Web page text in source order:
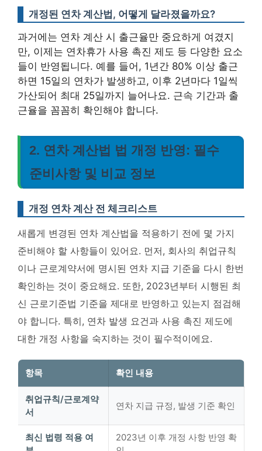
개정된 연차 계산법, 어떻게 달라졌을까요?
과거에는 연차 계산 시 출근율만 중요하게 여겼지
만, 이제는 연차휴가 사용 촉진 제도 등 다양한 요소
들이 반영됩니다. 예를 들어, 1년간 80% 이상 출근
하면 15일의 연차가 발생하고, 이후 2년마다 1일씩
가산되어 최대 25일까지 늘어나요. 근속 기간과 출
근율을 꼼꼼히 확인해야 합니다.
2. 연차 계산법 법 개정 반영: 필수
준비사항 및 비교 정보
개정 연차 계산 전 체크리스트
새롭게 변경된 연차 계산법을 적용하기 전에 몇 가지
준비해야 할 사항들이 있어요. 먼저, 회사의 취업규칙
이나 근로계약서에 명시된 연차 지급 기준을 다시 한번
확인하는 것이 중요해요. 또한, 2023년부터 시행된 최
신 근로기준법 기준을 제대로 반영하고 있는지 점검해
야 합니다. 특히, 연차 발생 요건과 사용 촉진 제도에
대한 개정 사항을 숙지하는 것이 필수적이에요.
항목 확인 내용
취업규칙/근로계약
서
연차 지급 규정, 발생 기준 확인
최신 법령 적용 여
2023년 이후 개정 사항 반영 확